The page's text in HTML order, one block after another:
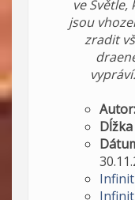
ve
jsou
zradit
Autor: